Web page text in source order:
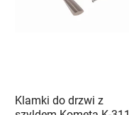
Klamki do drzwi z